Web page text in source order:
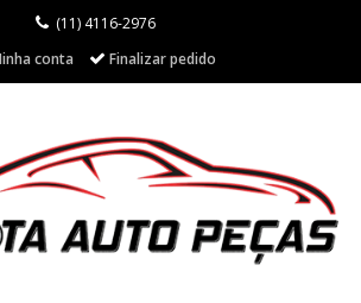
(11) 4116-2976
conta
Finalizar pedido